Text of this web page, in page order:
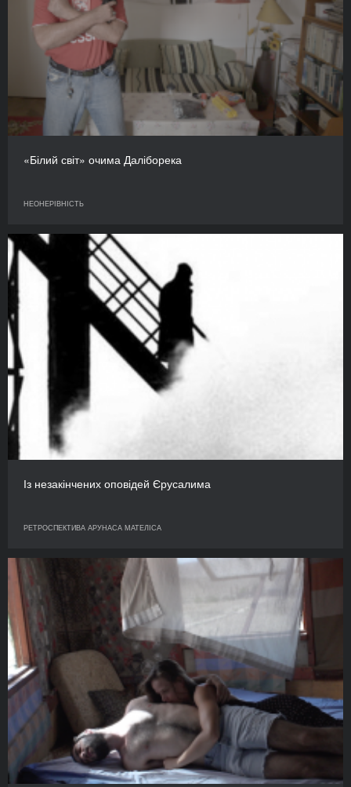
«Білий світ» очима Даліборека
НЕОНЕРІВНІСТЬ
Із незакінчених оповідей Єрусалима
РЕТРОСПЕКТИВА АРУНАСА МАТЕЛІСА